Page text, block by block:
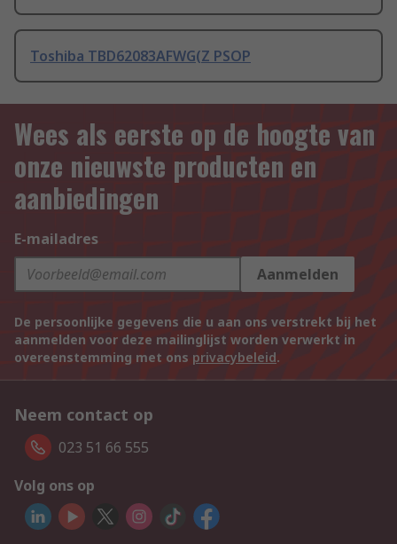
Toshiba TBD62083AFWG(Z PSOP
Wees als eerste op de hoogte van
onze nieuwste producten en
aanbiedingen
E-mailadres
Aanmelden
De persoonlijke gegevens die u aan ons verstrekt bij het
aanmelden voor deze mailinglijst worden verwerkt in
overeenstemming met ons privacybeleid.
Neem contact op
023 51 66 555
Volg ons op